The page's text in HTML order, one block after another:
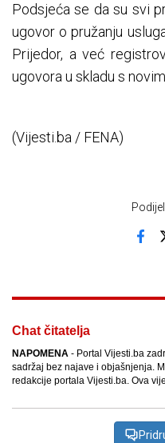
Podsjeća se da su svi
ugovor o pružanju
Prijedor, a već
ugovora u skladu s
(Vijesti.ba / FENA)
Chat čitatelja
NAPOMENA - Portal Vijesti.ba
sadržaj bez najave i objašnjenja.
redakcije portala Vijesti.ba. Ova